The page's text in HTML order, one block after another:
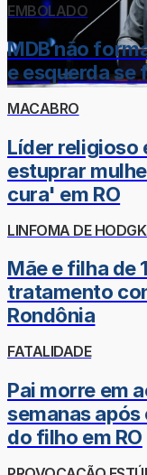
EMBOLADO
MDB não
e esquerda se
MACABRO
Líder religioso
estuprar
cura' em RO
LINFOMA DE
Mãe e filha de
tratamento
Rondônia
FATALIDADE
Pai morre em
semanas
do filho em RO